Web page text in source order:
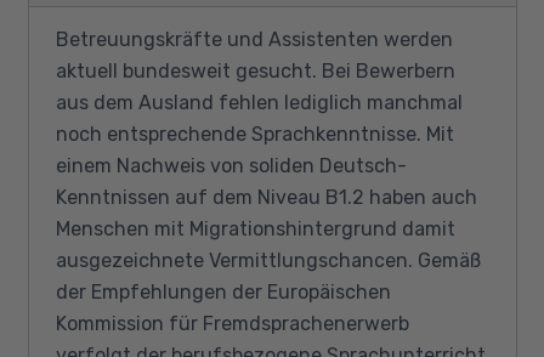
Betreuungskräfte und Assistenten werden
aktuell bundesweit gesucht. Bei Bewerbern
aus dem Ausland fehlen lediglich manchmal
noch entsprechende Sprachkenntnisse. Mit
einem Nachweis von soliden Deutsch-
Kenntnissen auf dem Niveau B1.2 haben auch
Menschen mit Migrationshintergrund damit
ausgezeichnete Vermittlungschancen. Gemäß
der Empfehlungen der Europäischen
Kommission für Fremdsprachenerwerb